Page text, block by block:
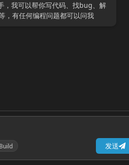
没有账
，我可以帮你写代码、找bug、解
，有任何编程问题都可以问我
Build 发送